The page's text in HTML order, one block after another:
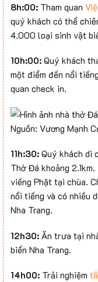
8h:00: Tham quan
quý khách có thể
4.000 loại sinh vật
10h:00: Quý khách
một điểm đến nổi
quan check in.
11h:30: Quý khách di
Thờ Đá khoảng
viếng Phật tại chùa.
nổi tiếng và có nhiều
Nha Trang.
12h30: Ăn trưa tại
biển Nha Trang.
14h00: Trải nghiệm